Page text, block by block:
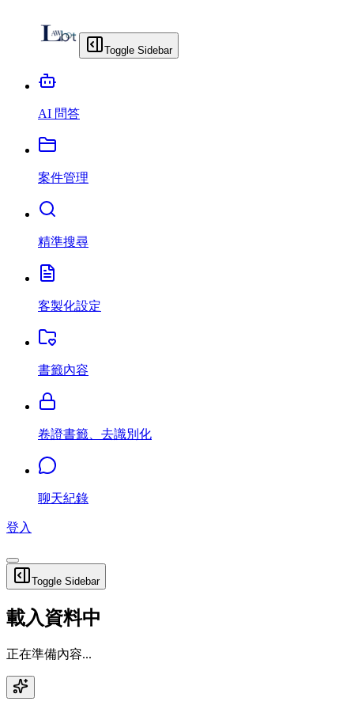
Toggle Sidebar
AI 問答
案件管理
精準搜尋
客製化設定
書籤內容
卷證書籤、去識別化
聊天紀錄
登入
Toggle Sidebar
載入資料中
正在準備內容...